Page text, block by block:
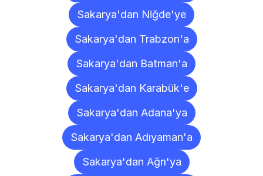
Sakarya'dan Niğde'ye
Sakarya'dan Trabzon'a
Sakarya'dan Batman'a
Sakarya'dan Karabük'e
Sakarya'dan Adana'ya
Sakarya'dan Adıyaman'a
Sakarya'dan Ağrı'ya